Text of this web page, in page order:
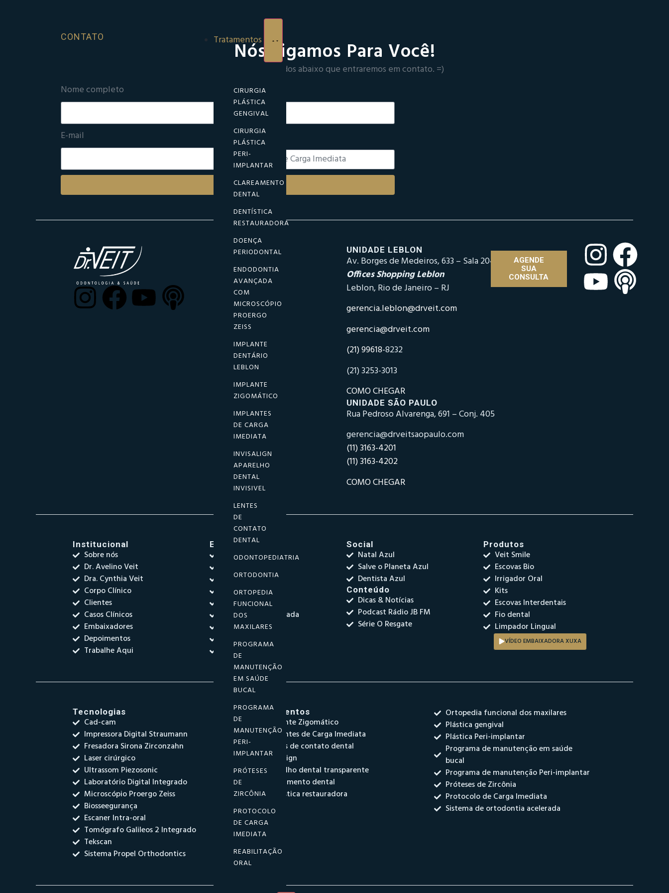
Tratamentos
CIRURGIA
PLÁSTICA
GENGIVAL
CIRURGIA
PLÁSTICA
PERI-
IMPLANTAR
CLAREAMENTO
DENTAL
DENTÍSTICA
RESTAURADORA
DOENÇA
PERIODONTAL
ENDODONTIA
AVANÇADA
COM
MICROSCÓPIO
PROERGO
ZEISS
IMPLANTE
DENTÁRIO
LEBLON
IMPLANTE
ZIGOMÁTICO
IMPLANTES
DE CARGA
IMEDIATA
INVISALIGN
APARELHO
DENTAL
INVISIVEL
LENTES
DE
CONTATO
DENTAL
ODONTOPEDIATRIA
ORTODONTIA
ORTOPEDIA
FUNCIONAL
DOS
MAXILARES
PROGRAMA
DE
MANUTENÇÃO
EM SAÚDE
BUCAL
PROGRAMA
DE
MANUTENÇÃO
PERI-
IMPLANTAR
PRÓTESES
DE
ZIRCÔNIA
PROTOCOLO
DE CARGA
IMEDIATA
REABILITAÇÃO
ORAL
AGENDE
SUA
CONSULTA
CONTATO
Nós Ligamos Para Você!
Preencha os dados abaixo que entraremos em contato. =)
Nome completo
Celular
E-mail Motivo
Enviar
UNIDADE LEBLON
Av. Borges de Medeiros, 633 – Sala 204
Offices Shopping Leblon
Leblon, Rio de Janeiro – RJ
gerencia.leblon@drveit.com
gerencia@drveit.com
(21) 99618-8232
(21) 3253-3013
COMO CHEGAR
UNIDADE SÃO PAULO
Rua Pedroso Alvarenga, 691 – Conj. 405
gerencia@drveitsaopaulo.com
(11) 3163-4201
(11) 3163-4202
COMO CHEGAR
Institucional
Sobre nós
Dr. Avelino Veit
Dra. Cynthia Veit
Corpo Clínico
Clientes
Casos Clínicos
Embaixadores
Depoimentos
Trabalhe Aqui
Especialidades
Reabilitação Oral
Odontopediatria
Ortodontia
Periodontia
Endodontia Avançada
Ortopedia Facial
Cirurgia
Implantodontia
Social
Natal Azul
Salve o Planeta Azul
Dentista Azul
Conteúdo
Dicas & Notícias
Podcast Rádio JB FM
Série O Resgate
Produtos
Veit Smile
Escovas Bio
Irrigador Oral
Kits
Escovas Interdentais
Fio dental
Limpador Lingual
VÍDEO EMBAIXADORA XUXA
Tecnologias
Cad-cam
Impressora Digital Straumann
Fresadora Sirona Zirconzahn
Laser cirúrgico
Ultrassom Piezosonic
Laboratório Digital Integrado
Microscópio Proergo Zeiss
Biosseegurança
Escaner Intra-oral
Tomógrafo Galileos 2 Integrado
Tekscan
Sistema Propel Orthodontics
Tratamentos
Implante Zigomático
Implantes de Carga Imediata
Lentes de contato dental
Invisalign
Aparelho dental transparente
Clareamento dental
Dentística restauradora
Ortopedia funcional dos maxilares
Plástica gengival
Plástica Peri-implantar
Programa de manutenção em saúde
bucal
Programa de manutenção Peri-implantar
Próteses de Zircônia
Protocolo de Carga Imediata
Sistema de ortodontia acelerada